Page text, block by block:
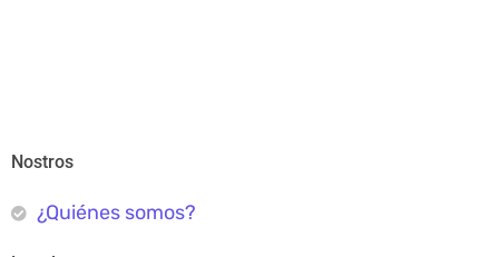
Nostros
¿Quiénes somos?